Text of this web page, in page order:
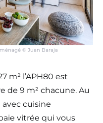
© Juan Baraja
m² l’APH80 est
de 9 m² chacune. Au
cuisine
vitrée qui vous